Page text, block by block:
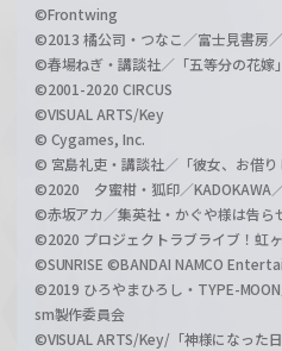
©Frontwing
©2013 橘公司・つなこ／富士見書房
©春場ねぎ・講談社／「五等分の花嫁
©2001-2020 CIRCUS
©VISUAL ARTS/Key
© Cygames, Inc.
© 宮島礼吏・講談社／「彼女、お借
©2020 夕蜜柑・狐印／KADOKAWA
©赤坂アカ／集英社・かぐや様は告ら
©2020 プロジェクトラブライブ！虹
©SUNRISE ©BANDAI NAMCO
©2019 ひろやまひろし・TYPE-
sm製作委員会
©VISUAL ARTS/Key/「神様になった